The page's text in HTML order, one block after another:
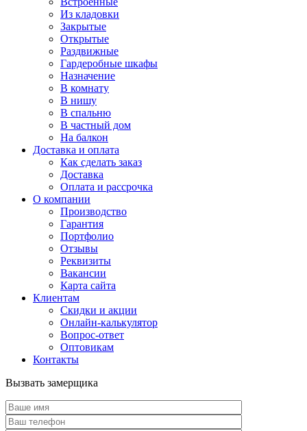
Из кладовки
Закрытые
Открытые
Раздвижные
Гардеробные шкафы
Назначение
В комнату
В нишу
В спальню
В частный дом
На балкон
Доставка и оплата
Как сделать заказ
Доставка
Оплата и рассрочка
О компании
Производство
Гарантия
Портфолио
Отзывы
Реквизиты
Вакансии
Карта сайта
Клиентам
Скидки и акции
Онлайн-калькулятор
Вопрос-ответ
Оптовикам
Контакты
Вызвать замерщика